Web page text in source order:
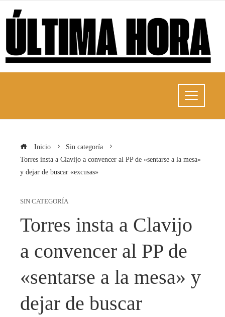
Inicio
Sin categoría
Torres insta a Clavijo a convencer al PP de «sentarse a la mesa»
y dejar de buscar «excusas»
SIN CATEGORÍA
Torres insta a Clavijo
a convencer al PP de
«sentarse a la mesa» y
dejar de buscar